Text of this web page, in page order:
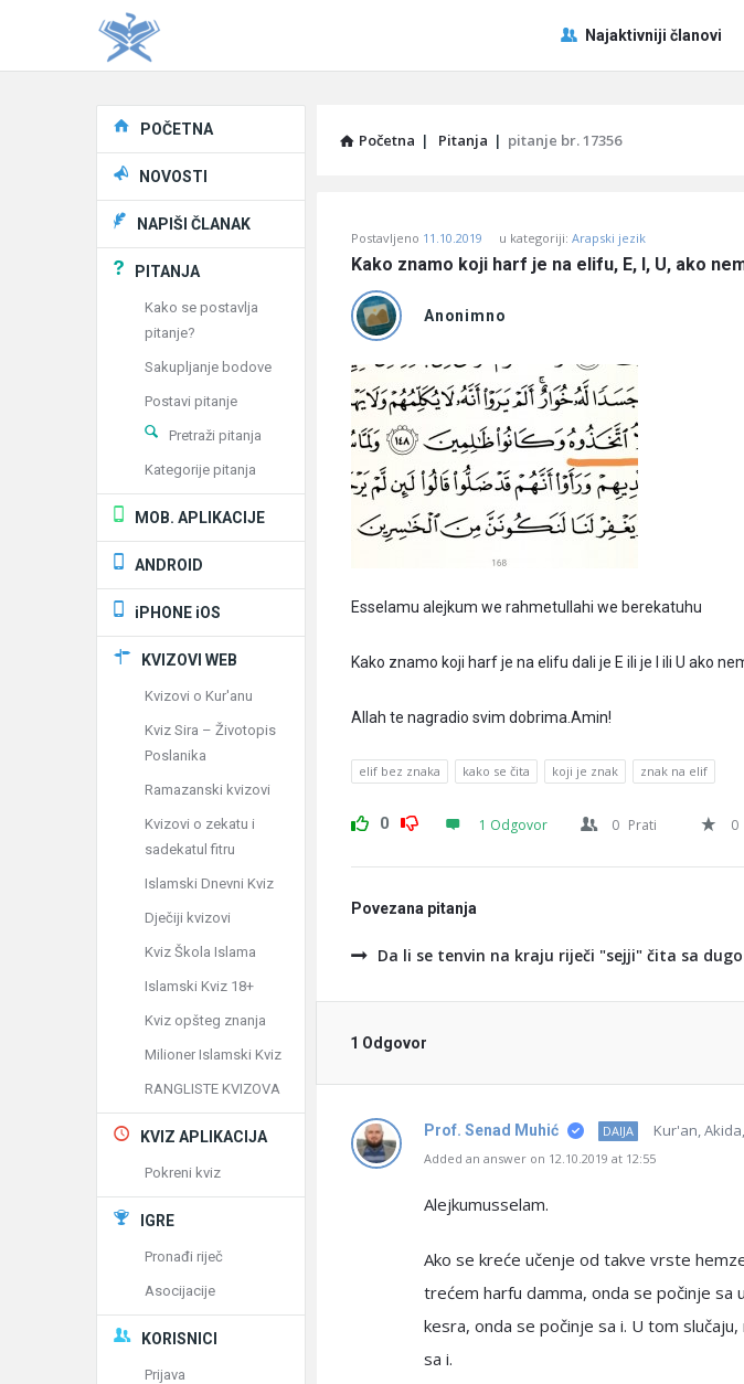
Pitaj
Učene
Navigacija
Najaktivniji članovi
Početna | Pitanja | pitanje br. 17356
Učene
Latest
Pitanja
Postavljeno 11.10.2019 u kategoriji: Arapski jezik
Kako znamo koji harf je na elifu, E, I, U, ako
Anonimno
Esselamu alejkum we rahmetullahi we berekatuhu
Kako znamo koji harf je na elifu dali je E ili je I ili U ako
Allah te nagradio svim dobrima.Amin!
elif bez znaka kako se čita koji je znak znak na elif
0 1 Odgovor 0 Prati 0
Povezana pitanja
Da li se tenvin na kraju riječi "sejji" čita sa dugo
1 Odgovor
Prof. Senad Muhić DAIJA Kur'an,
Added an answer on 12.10.2019 at 12:55
Alejkumusselam.
Ako se kreće učenje od takve vrste
trećem harfu damma, onda se počinje sa
kesra, onda se počinje sa i. U tom
sa i.
Explore
POČETNA
NOVOSTI
NAPIŠI ČLANAK
PITANJA
Kako se postavlja
pitanje?
Sakupljanje bodove
Postavi pitanje
Pretraži pitanja
Kategorije pitanja
MOB. APLIKACIJE
ANDROID
iPHONE iOS
KVIZOVI WEB
Kvizovi o Kur'anu
Kviz Sira – Životopis
Poslanika
Ramazanski kvizovi
Kvizovi o zekatu i
sadekatul fitru
Islamski Dnevni Kviz
Dječiji kvizovi
Kviz Škola Islama
Islamski Kviz 18+
Kviz opšteg znanja
Milioner Islamski Kviz
RANGLISTE KVIZOVA
KVIZ APLIKACIJA
Pokreni kviz
IGRE
Pronađi riječ
Asocijacije
KORISNICI
Prijava